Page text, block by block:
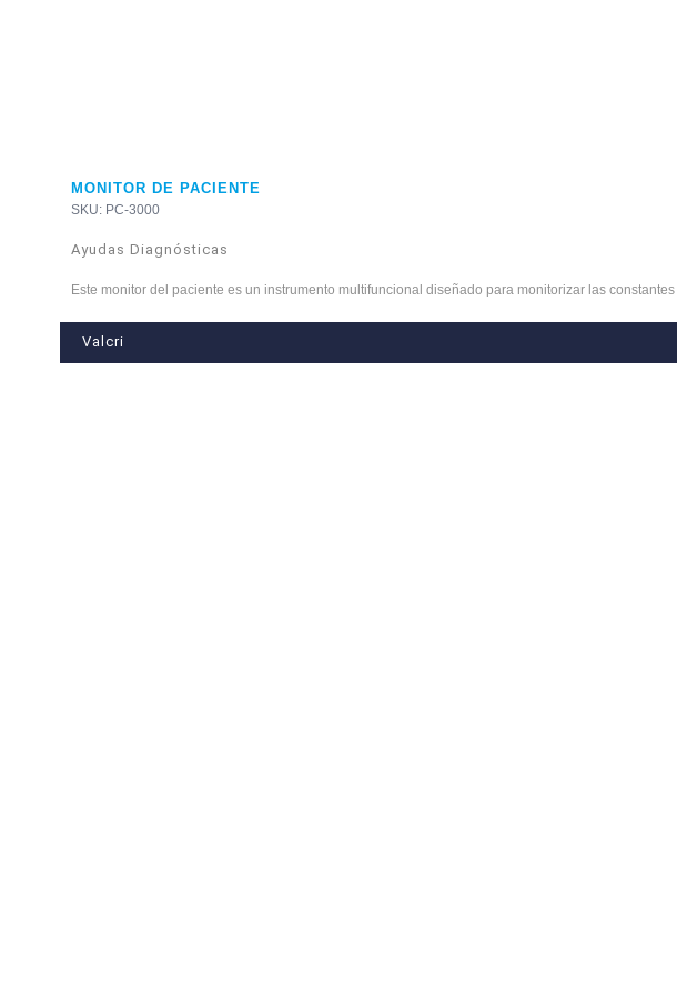
MONITOR DE PACIENTE
SKU: PC-3000
Ayudas Diagnósticas
Este monitor del paciente es un instrumento multifuncional diseñado para monitorizar las
Valcri